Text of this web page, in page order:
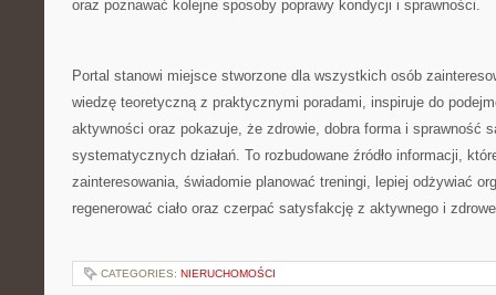
oraz poznawać kolejne sposoby poprawy kondycji i sprawności.
Portal stanowi miejsce stworzone dla wszystkich osób
wiedzę teoretyczną z praktycznymi poradami, inspiruje do
aktywności oraz pokazuje, że zdrowie, dobra forma i sprawność
systematycznych działań. To rozbudowane źródło informacji,
zainteresowania, świadomie planować treningi, lepiej odżywiać
regenerować ciało oraz czerpać satysfakcję z aktywnego i
CATEGORIES: NIERUCHOMOŚCI